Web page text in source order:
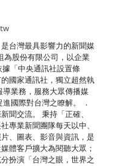
台灣最具影響力的新聞媒
為股份有限公司，以企業
「中央通訊社設置條
國家通訊社，獨立超然執
業務，服務大眾傳播媒
國際對台灣之瞭解。 ．
聞交流。 秉持「正確、
專業新聞團隊每天以中、
、圖表、影音與資訊，是
體客戶擴大為閱聽大眾；
扮演「台灣之眼，世界之